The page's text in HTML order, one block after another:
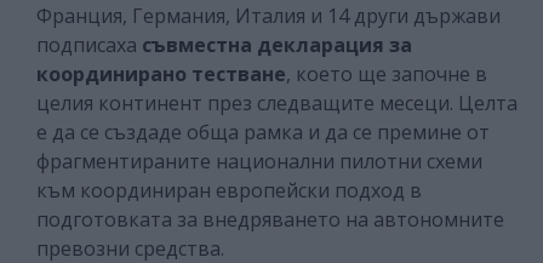
Франция, Германия, Италия и 14 други държави
подписаха съвместна декларация за
координирано тестване, което ще започне в
целия континент през следващите месеци. Целта
е да се създаде обща рамка и да се премине от
фрагментираните национални пилотни схеми
към координиран европейски подход в
подготовката за внедряването на автономните
превозни средства.